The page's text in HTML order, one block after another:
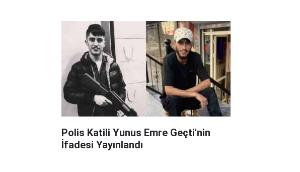
Polis Katili Yunus Emre Geçti'nin
İfadesi Yayınlandı